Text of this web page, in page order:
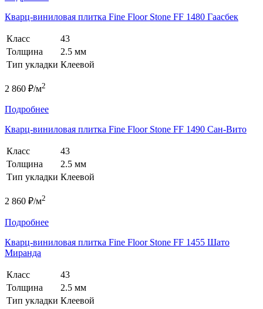
Кварц-виниловая плитка Fine Floor Stone FF 1480 Гаасбек
Класс
43
Толщина
2.5 мм
Тип укладки Клеевой
2 860 ₽/м2
Подробнее
Кварц-виниловая плитка Fine Floor Stone FF 1490 Сан-Вито
Класс
43
Толщина
2.5 мм
Тип укладки Клеевой
2 860 ₽/м2
Подробнее
Кварц-виниловая плитка Fine Floor Stone FF 1455 Шато
Миранда
Класс
43
Толщина
2.5 мм
Тип укладки Клеевой